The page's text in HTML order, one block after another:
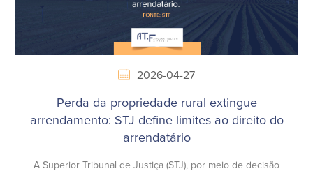
2026-04-27
Perda da propriedade rural extingue
arrendamento: STJ define limites ao direito do
arrendatário
A Superior Tribunal de Justiça (STJ), por meio de decisão